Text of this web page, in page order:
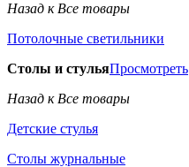
Назад к Все товары
Потолочные светильники
Столы и стульяПросмотреть
Назад к Все товары
Детские стулья
Столы журнальные